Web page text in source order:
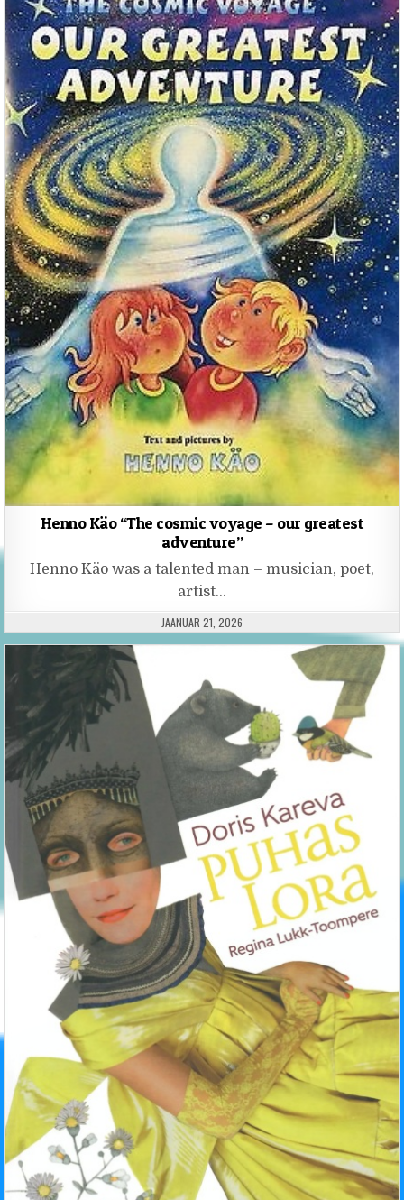
Henno Käo “The cosmic voyage – our greatest
adventure”
Henno Käo was a talented man – musician, poet,
artist…
PUBLISHED DATE:
JAANUAR 21, 2026